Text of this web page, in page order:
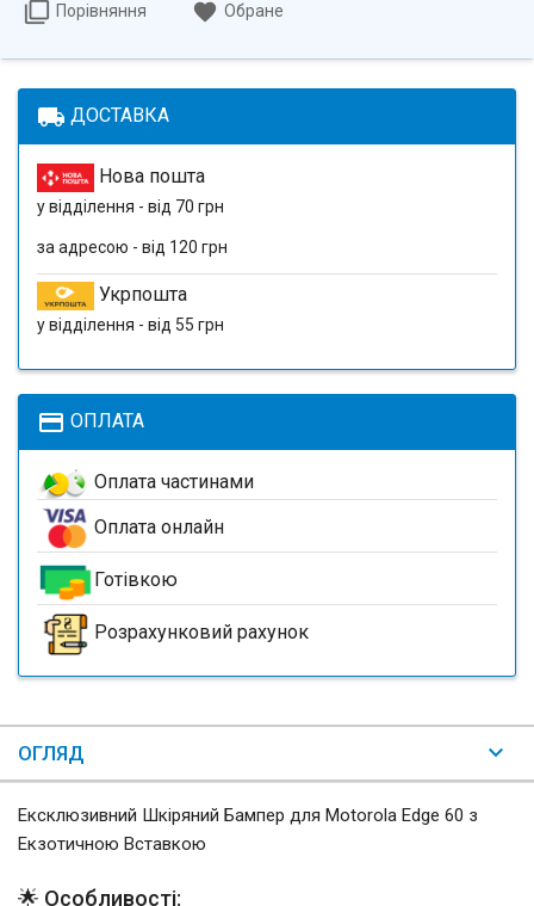
Порівняння
Обране
local_shipping ДОСТАВКА
Нова пошта
у відділення - від 70 грн
за адресою - від 120 грн
Укрпошта
у відділення - від 55 грн
payment ОПЛАТА
Оплата частинами
Оплата онлайн
Готівкою
Розрахунковий рахунок
ОГЛЯД
Ексклюзивний Шкіряний Бампер для Motorola Edge 60 з
Екзотичною Вставкою
🌟 Особливості: